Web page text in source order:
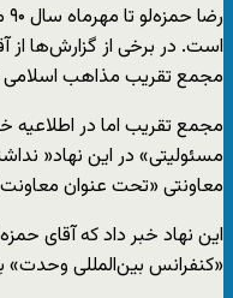
است. در برخی از گزارش‌ها از
مجمع تقریب مذاهب اسلامی
مجمع تقریب اما در اطلاعیه
مسئولیتی» در این نهاد«
معاونتی «تحت عنوان
این نهاد خبر داد که آقای
«کنفرانس بین‌المللی